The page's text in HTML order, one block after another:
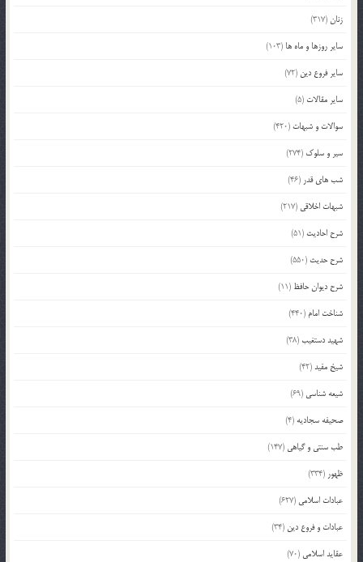
زنان(317)
سایر روزها و ماه ها (103)
سایر فروع دین (72)
سایر مقالات (5)
سوالات و شبهات (420)
سیر و سلوک (274)
شب های قدر (46)
شبهات اخلاقی (217)
شرح احادیث (51)
شرح حدیث (550)
شرح دیوان حافظ (11)
شناخت امام (440)
شهید دستغیب(38)
شیخ مفید(42)
شیعه شناسی (69)
صحیفه سجادیه (4)
طب سنتی و گیاهی (147)
ظهور (334)
عبادات اسلامی (627)
عبادات و فروع دین (34)
عقاید اسلامی (70)